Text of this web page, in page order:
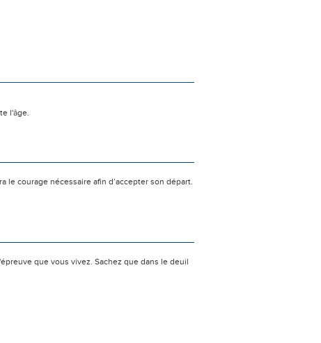
l'âge.
courage nécessaire afin d’accepter son départ.
que vous vivez. Sachez que dans le deuil